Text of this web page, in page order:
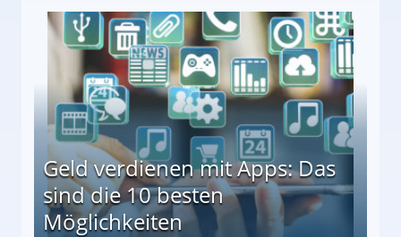
↻ Täglich neue Produkttests
Geld verdienen mit Apps: Das
sind die 10 besten
Möglichkeiten